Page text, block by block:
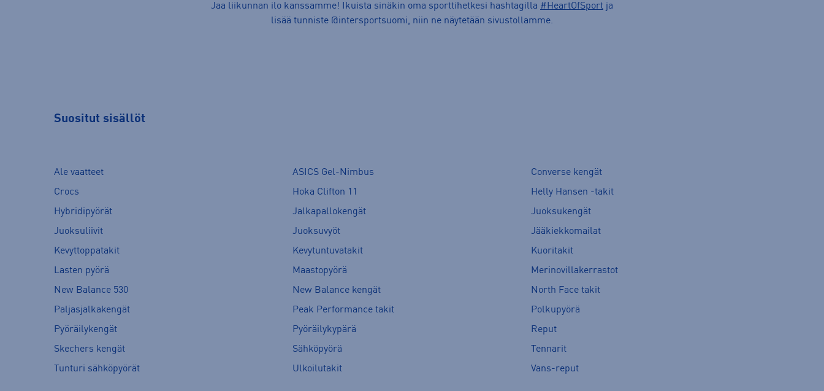
Jaa liikunnan ilo kanssamme! Ikuista sinäkin oma sporttihetkesi hashtagilla #HeartOfSport ja
lisää tunniste @intersportsuomi, niin ne näytetään sivustollamme.
Suositut sisällöt
Ale vaatteet ASICS Gel-Nimbus
Converse kengät
Crocs
Hoka Clifton 11
Helly Hansen -takit
Hybridipyörät
Jalkapallokengät
Juoksukengät
Juoksuliivit
Juoksuvyöt
Jääkiekkomailat
Kevyttoppatakit
Kevytuntuvatakit
Kuoritakit
Lasten pyörä
Maastopyörä
Merinovillakerrastot
New Balance 530
New Balance kengät
North Face takit
Paljasjalkakengät
Peak Performance takit
Polkupyörä
Pyöräilykengät
Pyöräilykypärä
Reput
Skechers kengät
Sähköpyörä
Tennarit
Tunturi sähköpyörät
Ulkoilutakit Vans-reput